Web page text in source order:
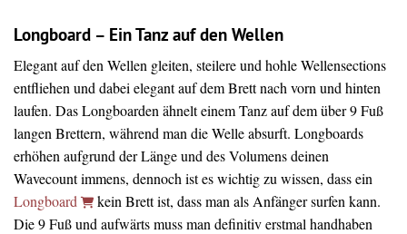
Longboard – Ein Tanz auf den Wellen
Elegant auf den Wellen gleiten, steilere und hohle Wellensections
entfliehen und dabei elegant auf dem Brett nach vorn und hinten
laufen. Das Longboarden ähnelt einem Tanz auf dem über 9 Fuß
langen Brettern, während man die Welle absurft. Longboards
erhöhen aufgrund der Länge und des Volumens deinen
Wavecount immens, dennoch ist es wichtig zu wissen, dass ein
Longboard
kein Brett ist, dass man als Anfänger surfen kann.
Die 9 Fuß und aufwärts muss man definitiv erstmal handhaben